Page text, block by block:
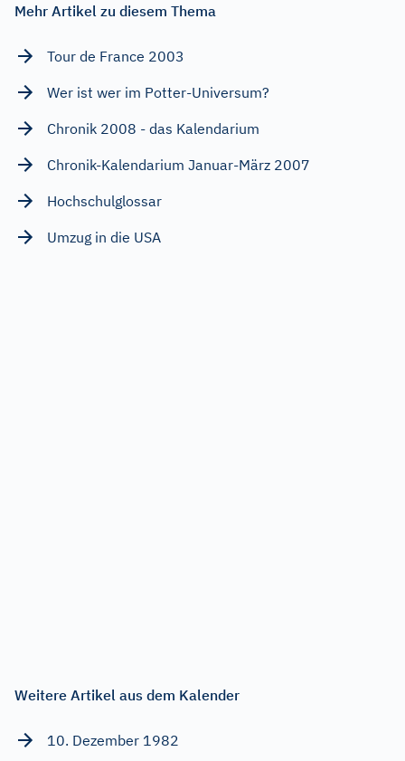
Mehr Artikel zu diesem Thema
Tour de France 2003
Wer ist wer im Potter-Universum?
Chronik 2008 - das Kalendarium
Chronik-Kalendarium Januar-März 2007
Hochschulglossar
Umzug in die USA
Weitere Artikel aus dem Kalender
10. Dezember 1982